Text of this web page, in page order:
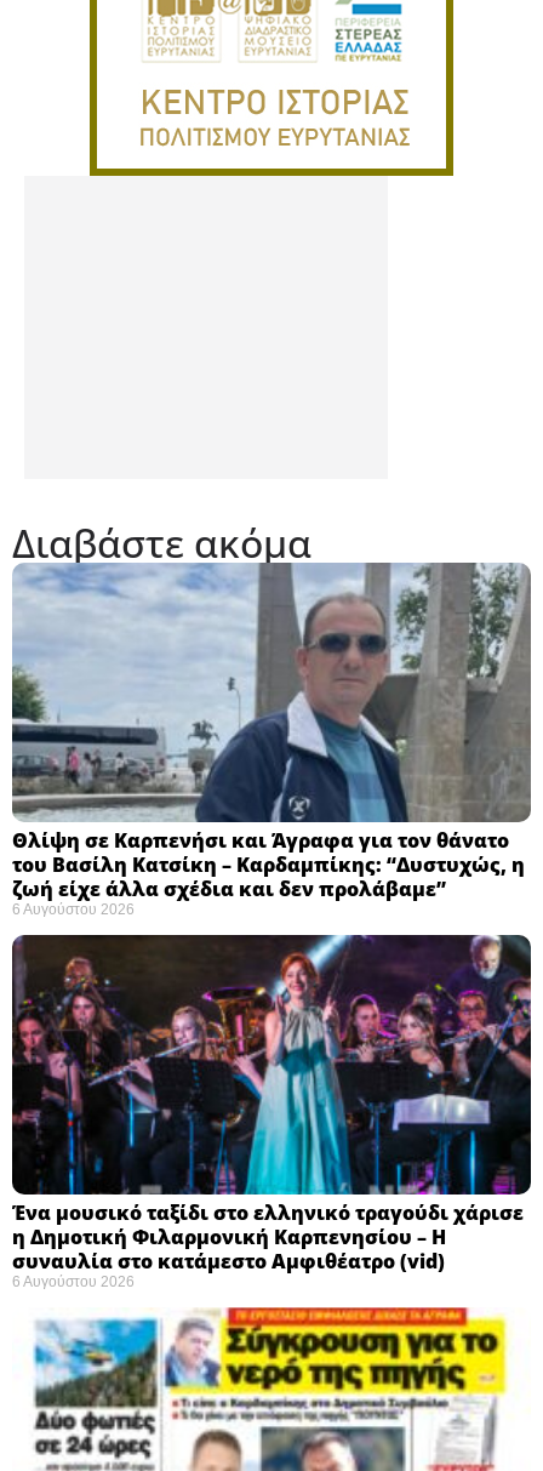
Διαβάστε ακόμα
Θλίψη σε Καρπενήσι και Άγραφα για τον θάνατο
του Βασίλη Κατσίκη – Καρδαμπίκης: “Δυστυχώς, η
ζωή είχε άλλα σχέδια και δεν προλάβαμε”
6 Αυγούστου 2026
Ένα μουσικό ταξίδι στο ελληνικό τραγούδι χάρισε
η Δημοτική Φιλαρμονική Καρπενησίου – Η
συναυλία στο κατάμεστο Αμφιθέατρο (vid)
6 Αυγούστου 2026